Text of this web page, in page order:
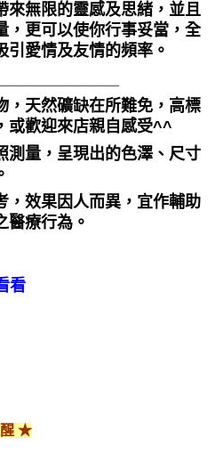
來無限的靈感及思緒，並且
，更可以使你行事妥當，全
引愛情及友情的頻率。
，天然礦缺在所難免，高標
或歡迎來店親自感受^^
測量，呈現出的色澤、尺寸
，效果因人而異，宜作輔助
醫療行為。
看
醒 ★